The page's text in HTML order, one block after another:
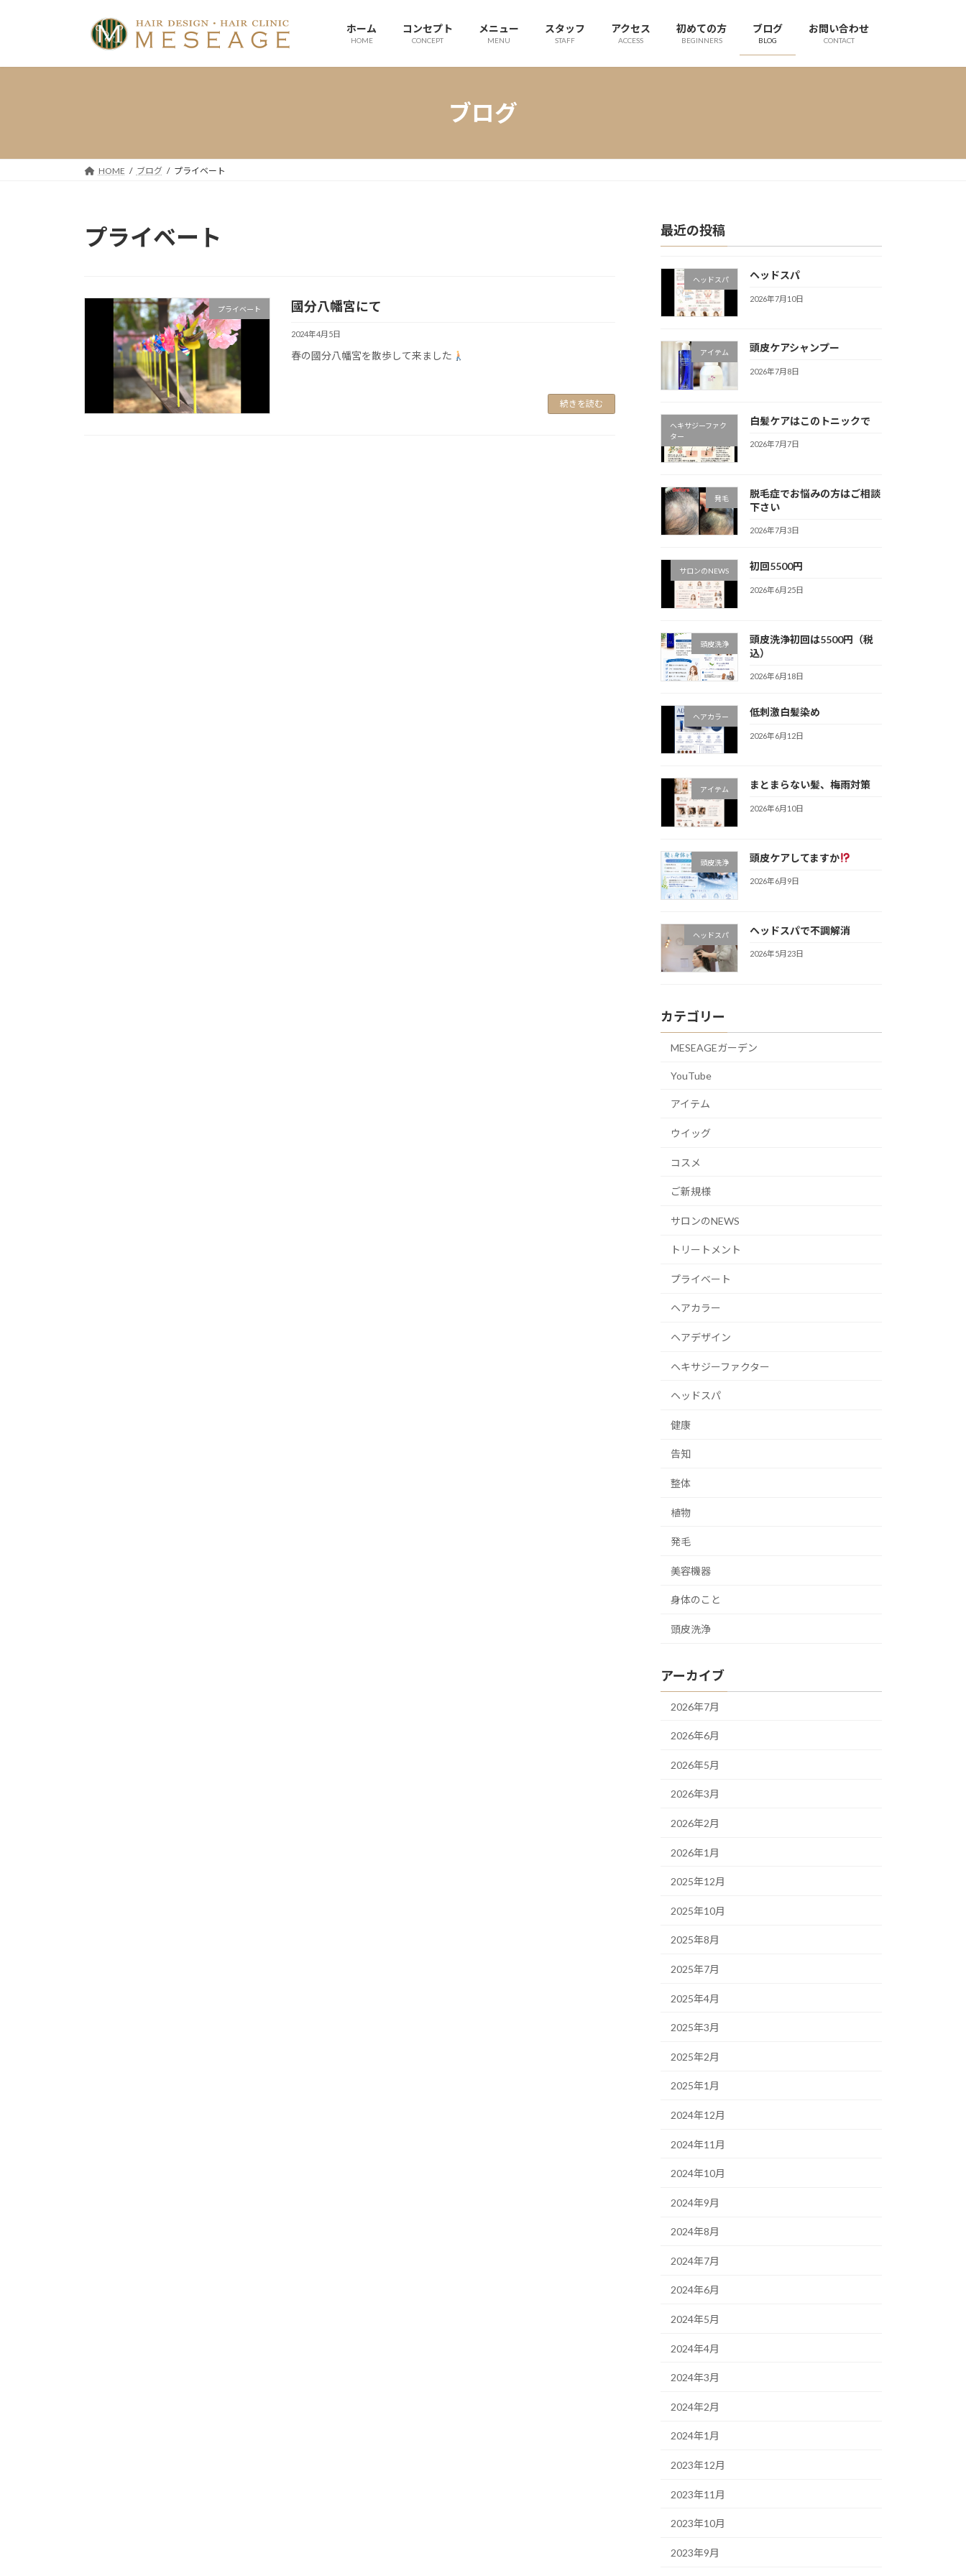
プ
動
ホーム
HOME
コンセプト
CONCEPT
メニュー
MENU
スタッフ
STAFF
アクセス
ACCESS
初めての方
BEGINNERS
ブログ
BLOG
お問い合わせ
CONTACT
ブログ
HOME ブログ プライベート
プライベート
プライベート 國分八幡宮にて
2024年4月5日
春の國分八幡宮を散歩して来ました
続きを読む
最近の投稿
ヘッドスパ ヘッドスパ
2026年7月10日
アイテム 頭皮ケアシャンプー
2026年7月8日
ヘキサジーファク
ター
白髪ケアはこのトニックで
2026年7月7日
発毛
脱毛症でお悩みの方はご相談
下さい
2026年7月3日
サロンのNEWS 初回5500円
2026年6月25日
頭皮洗浄
頭皮洗浄初回は5500円（税
込）
2026年6月18日
ヘアカラー 低刺激白髪染め
2026年6月12日
アイテム まとまらない髪、梅雨対策
2026年6月10日
頭皮洗浄 頭皮ケアしてますか
2026年6月9日
ヘッドスパ ヘッドスパで不調解消
2026年5月23日
カテゴリー
MESEAGEガーデン
YouTube
アイテム
ウイッグ
コスメ
ご新規様
サロンのNEWS
トリートメント
プライベート
ヘアカラー
ヘアデザイン
ヘキサジーファクター
ヘッドスパ
健康
告知
整体
植物
発毛
美容機器
身体のこと
頭皮洗浄
アーカイブ
2026年7月
2026年6月
2026年5月
2026年3月
2026年2月
2026年1月
2025年12月
2025年10月
2025年8月
2025年7月
2025年4月
2025年3月
2025年2月
2025年1月
2024年12月
2024年11月
2024年10月
2024年9月
2024年8月
2024年7月
2024年6月
2024年5月
2024年4月
2024年3月
2024年2月
2024年1月
2023年12月
2023年11月
2023年10月
2023年9月